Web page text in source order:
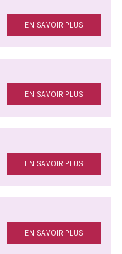
EN SAVOIR PLUS
EN SAVOIR PLUS
EN SAVOIR PLUS
EN SAVOIR PLUS